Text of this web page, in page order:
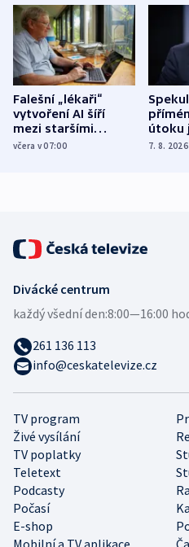
Falešní „lékaři“
vytvoření AI šíří
mezi staršími
Poláky nebezpečné
včera v 07:00
útoku
míní
7. 8. 2026
TV program
Živé vysílání
TV poplatky
Teletext
Podcasty
Počasí
E-shop
Mobilní a TV aplikace
Divácké centrum
každý všední den:8:00—16:00
261 136 113
info@ceskatelevize.cz